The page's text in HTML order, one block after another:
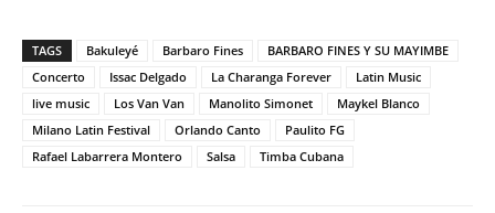
TAGS Bakuleyé Barbaro Fines
BARBARO FINES Y SU MAYIMBE
Concerto
Issac Delgado La Charanga Forever
Latin Music
live music
Los Van Van Manolito Simonet
Maykel Blanco
Milano Latin Festival
Orlando Canto
Paulito FG
Rafael Labarrera Montero
Salsa Timba Cubana